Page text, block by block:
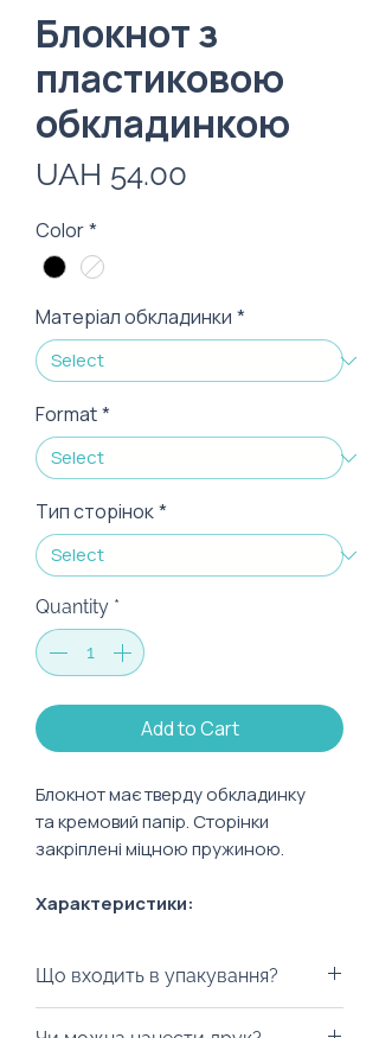
Блокнот з
пластиковою
обкладинкою
UAH 54.00
Color*
Матеріал обкладинки *
Format*
Тип сторінок*
Quantity *
Add to Cart
Блокнот має тверду обкладинку
та кремовий папір. Сторінки
закріплені міцною пружиною.
Характеристики:
Формат: А5
Кількість сторінок: 80 л
Що входить в упакування?